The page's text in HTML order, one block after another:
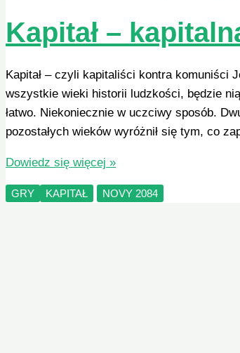
Kapitał –
Kapitał – czyli kapitaliści kontra komuniści
wszystkie wieki historii ludzkości, będzie
łatwo. Niekoniecznie w uczciwy sposób.
pozostałych wieków wyróżnił się tym, co
Kapitał
kapitalna
Dowiedz się więcej »
GRY KAPITAŁ NOVY 2084